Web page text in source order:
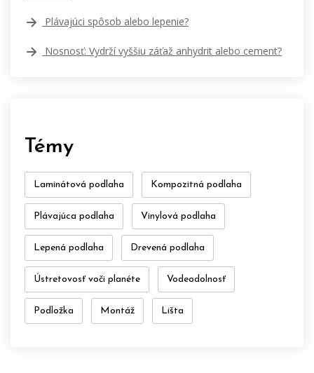
Plávajúci spôsob alebo lepenie?
Nosnosť: Vydrží vyššiu záťaž anhydrit alebo cement?
Témy
Laminátová podlaha Kompozitná podlaha
Plávajúca podlaha Vinylová podlaha
Lepená podlaha Drevená podlaha
Ústretovosť voči planéte Vodeodolnosť
Podložka Montáž Lišta